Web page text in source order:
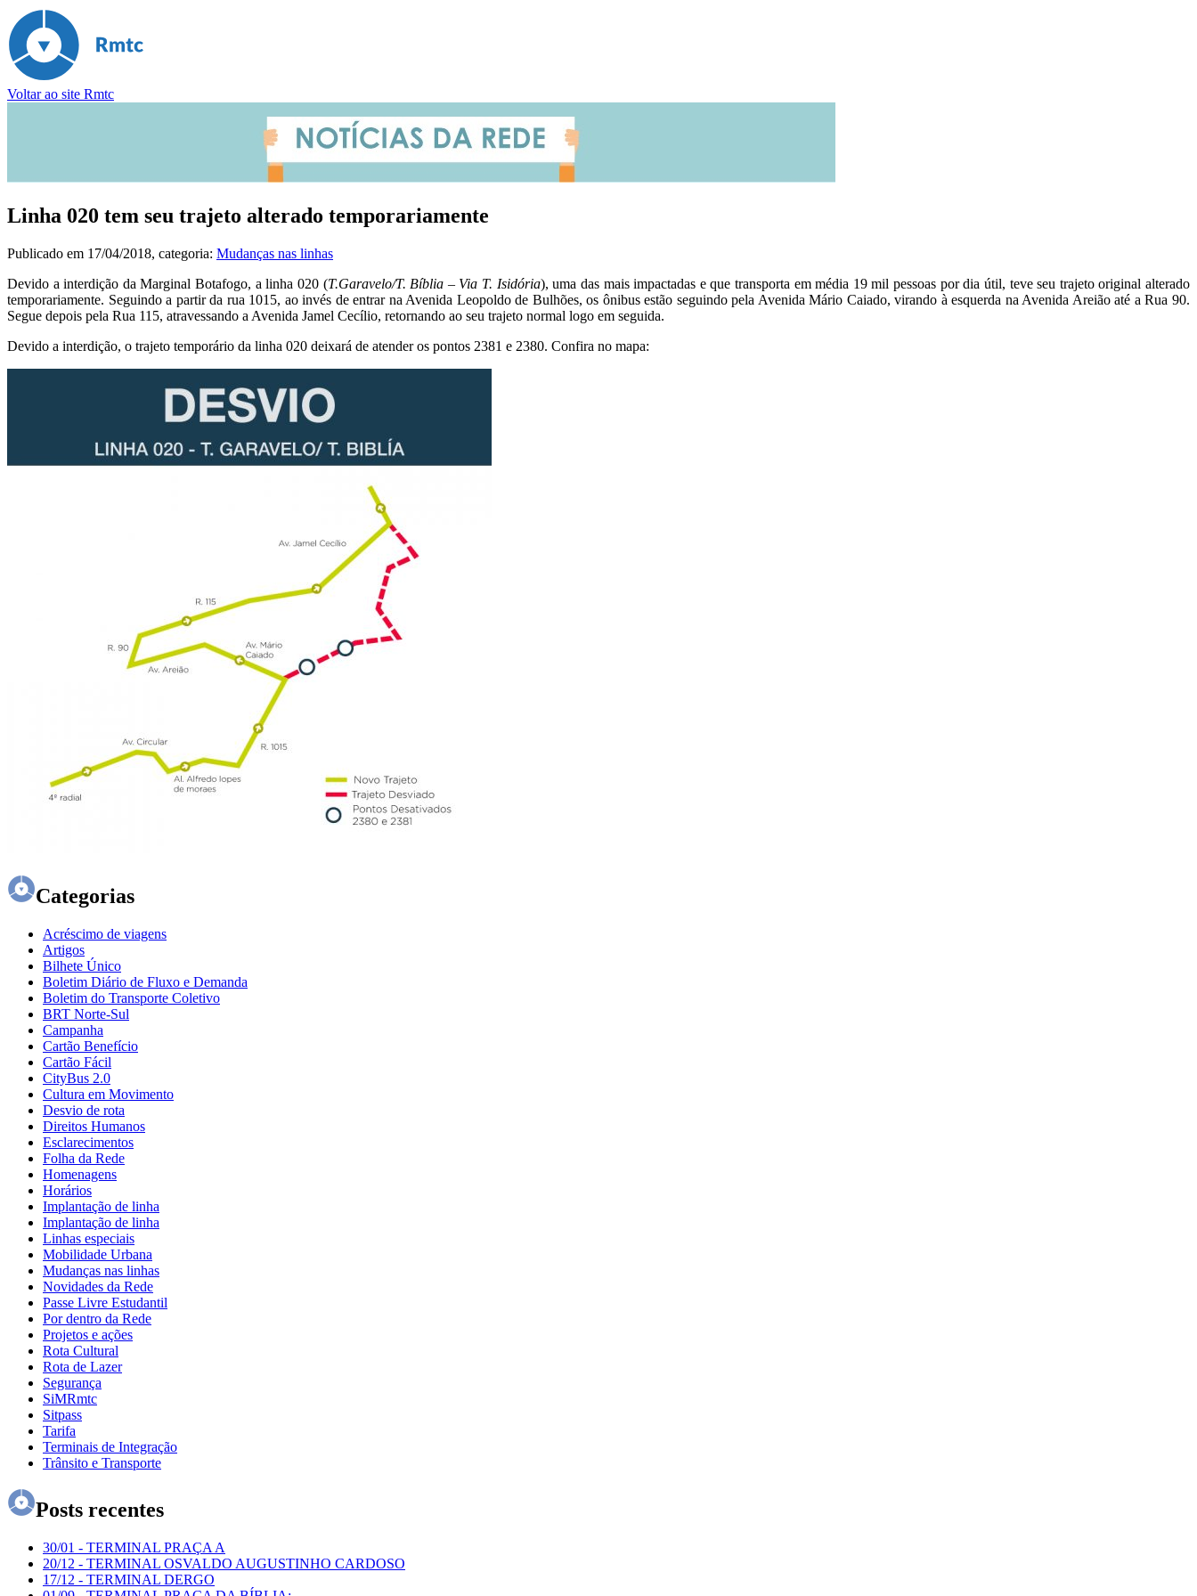
Voltar ao site Rmtc
Linha 020 tem seu trajeto alterado temporariamente
Publicado em 17/04/2018, categoria: Mudanças nas linhas
Devido a interdição da Marginal Botafogo, a linha 020 (T.Garavelo/T. Bíblia – Via T. Isidória), uma das mais impactadas e que transporta em média 19 mil pessoas por dia útil, teve seu trajeto original alterado
temporariamente. Seguindo a partir da rua 1015, ao invés de entrar na Avenida Leopoldo de Bulhões, os ônibus estão seguindo pela Avenida Mário Caiado, virando à esquerda na Avenida Areião até a Rua 90.
Segue depois pela Rua 115, atravessando a Avenida Jamel Cecílio, retornando ao seu trajeto normal logo em seguida.
Devido a interdição, o trajeto temporário da linha 020 deixará de atender os pontos 2381 e 2380. Confira no mapa:
Categorias
Acréscimo de viagens
Artigos
Bilhete Único
Boletim Diário de Fluxo e Demanda
Boletim do Transporte Coletivo
BRT Norte-Sul
Campanha
Cartão Benefício
Cartão Fácil
CityBus 2.0
Cultura em Movimento
Desvio de rota
Direitos Humanos
Esclarecimentos
Folha da Rede
Homenagens
Horários
Implantação de linha
Implantação de linha
Linhas especiais
Mobilidade Urbana
Mudanças nas linhas
Novidades da Rede
Passe Livre Estudantil
Por dentro da Rede
Projetos e ações
Rota Cultural
Rota de Lazer
Segurança
SiMRmtc
Sitpass
Tarifa
Terminais de Integração
Trânsito e Transporte
Posts recentes
30/01 - TERMINAL PRAÇA A
20/12 - TERMINAL OSVALDO AUGUSTINHO CARDOSO
17/12 - TERMINAL DERGO